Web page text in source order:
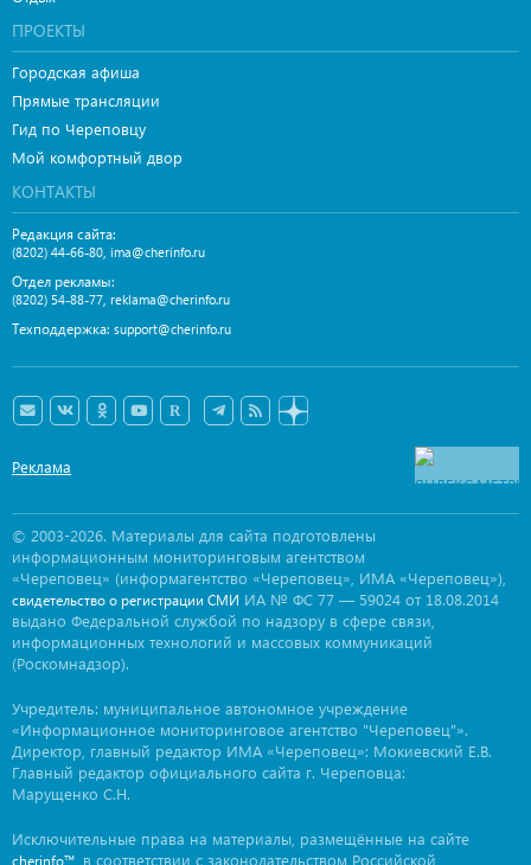
ПРОЕКТЫ
Городская афиша
Прямые трансляции
Гид по Череповцу
Мой комфортный двор
КОНТАКТЫ
Редакция сайта:
(8202) 44-66-80, ima@cherinfo.ru
Отдел рекламы:
(8202) 54-88-77, reklama@cherinfo.ru
Техподдержка: support@cherinfo.ru
Реклама
© 2003-2026. Материалы для сайта подготовлены
информационным мониторинговым агентством
«Череповец» (информагентство «Череповец», ИМА «Череповец»),
свидетельство о регистрации СМИ ИА № ФС 77 — 59024 от 18.08.2014
выдано Федеральной службой по надзору в сфере связи,
информационных технологий и массовых коммуникаций
(Роскомнадзор).
Учредитель: муниципальное автономное учреждение
«Информационное мониторинговое агентство "Череповец"».
Директор, главный редактор ИМА «Череповец»: Мокиевский Е.В.
Главный редактор официального сайта г. Череповца:
Марущенко С.Н.
Исключительные права на материалы, размещённые на сайте
cherinfo™ , в соответствии с законодательством Российской